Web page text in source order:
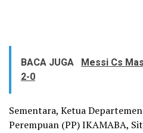
BACA JUGA Messi Cs
2-0
Sementara, Ketua
Perempuan (PP) IKAMABA,